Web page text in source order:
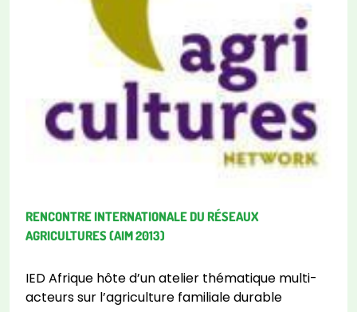
RENCONTRE INTERNATIONALE DU RÉSEAUX
AGRICULTURES (AIM 2013)
IED Afrique hôte d’un atelier thématique multi-
acteurs sur l’agriculture familiale durable